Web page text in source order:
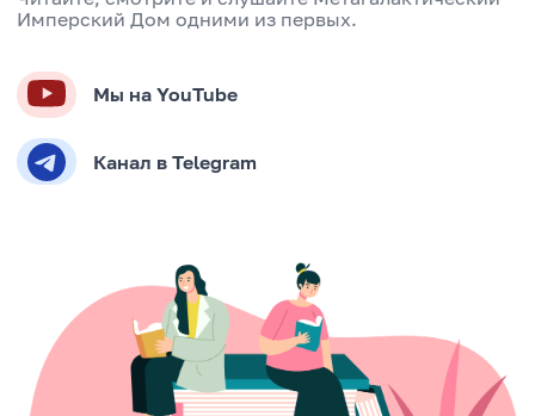
Имперский Дом одними из первых.
Мы на YouTube
Канал в Telegram